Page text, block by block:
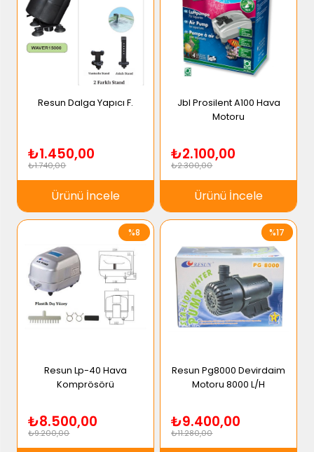
Resun Dalga Yapıcı F.
₺1.450,00
₺1.740,00
Ürünü İncele
Jbl Prosilent A100 Hava
Motoru
₺2.100,00
₺2.300,00
Ürünü İncele
Resun Lp-40 Hava
Komprösörü
₺8.500,00
₺9.200,00
%8
Resun Pg8000 Devirdaim
Motoru 8000 L/H
₺9.400,00
₺11.280,00
%17